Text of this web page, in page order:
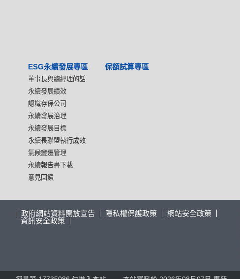
ESG永續發展專區
董事長與總經理的話
永續發展績效
認識存保公司
永續發展治理
永續發展目標
永續長聯盟執行成效
氣候變遷管理
永續報告書下載
意見回饋
保額試算專區
政府網站資料開放宣告 隱私權保護政策
網站安全政策
資訊安全政策